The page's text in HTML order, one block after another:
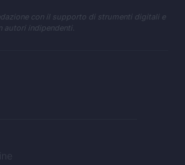
con il supporto di strumenti digitali e
autori indipendenti.